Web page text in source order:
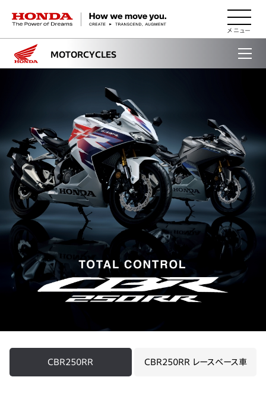
HONDA The Power of Dreams
MOTORCYCLES
CBR250RR CBR250RR レースベース車